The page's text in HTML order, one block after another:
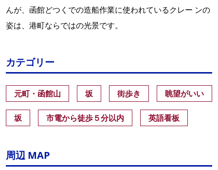
んが、函館どつくでの造船作業に使われているクレー ンの
姿は、港町ならではの光景です。
カテゴリー
元町・函館山 坂 街歩き 眺望がいい
坂 市電から徒歩５分以内 英語看板
周辺 MAP